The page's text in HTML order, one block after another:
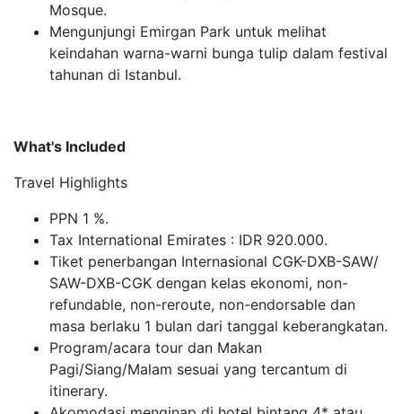
Mosque.
Mengunjungi Emirgan Park untuk melihat
keindahan warna-warni bunga tulip dalam festival
tahunan di Istanbul.
What's Included
Travel Highlights
PPN 1 %.
Tax International Emirates : IDR 920.000.
Tiket penerbangan Internasional CGK-DXB-SAW/
SAW-DXB-CGK dengan kelas ekonomi, non-
refundable, non-reroute, non-endorsable dan
masa berlaku 1 bulan dari tanggal keberangkatan.
Program/acara tour dan Makan
Pagi/Siang/Malam sesuai yang tercantum di
itinerary.